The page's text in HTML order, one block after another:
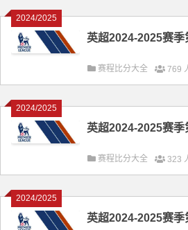
2024/2025
英超2024-2025赛
赛程比分大全 769
2024/2025
英超2024-2025赛
赛程比分大全 323
2024/2025
英超2024-2025赛